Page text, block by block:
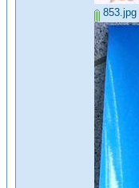
853.jpg